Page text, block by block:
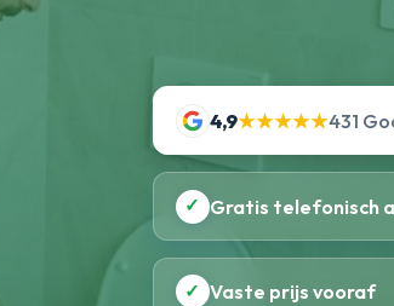
4,9★★★★★431
✓ Gratis telefonisch
✓ Vaste prijs vooraf